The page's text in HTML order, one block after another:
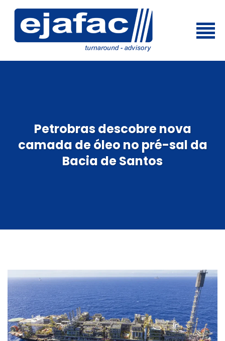
Petrobras descobre nova
camada de óleo no pré-sal da
Bacia de Santos